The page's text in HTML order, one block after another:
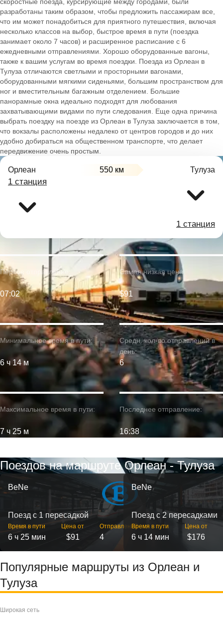
разработаны таким образом, чтобы предложить пассажирам все,
что им может понадобиться для приятного путешествия, включая
несколько классов на выбор, быстрое время в пути (поездка
занимает около 7 часов) и расширенное расписание с 6
ежедневными отправлениями. Хорошо оборудованные вагоны,
также к вашим услугам во время поездки. Поезда из Орлеан в
Тулуза отличаются светлыми и просторными вагонами,
оборудованными мягкими сиденьями, большим пространством для
ног и вместительным багажным отделением. Большие
панорамные окна идеально подходят для любования
захватывающими видами по пути следования. Еще одна причина
выбрать поездку на поезде из Орлеан в Тулуза заключается в том,
что вокзалы расположены недалеко от центров городов и до них
удобно добираться на общественном транспорте, что делает
передвижение очень простым.
Орлеан 550 км Тулуза
1 станция
1 станция
Минимальное время в пути:
6 ч 14 м
Первое отправление:
07:02
Максимальное время в пути:
7 ч 25 м
Самая низкая цена:
$91
Средн. кол-во отправлений в
день:
6
Последнее отправление:
16:38
Поездов на маршруте Орлеан - Тулуза
BeNe
Поезд с 1 пересадкой
Время в пути
6 ч 25 мин
Цена от
$91
Отправлений
4
BeNe
Поезд с 2 пересадками
Время в пути
6 ч 14 мин
Цена от
$176
Популярные маршруты из Орлеан и
Тулуза
Широкая сеть